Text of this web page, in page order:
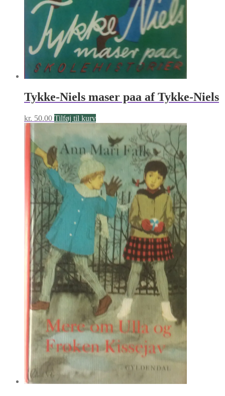
Tykke-Niels maser paa af Tykke-Niels
kr. 50.00 Tilføj til kurv